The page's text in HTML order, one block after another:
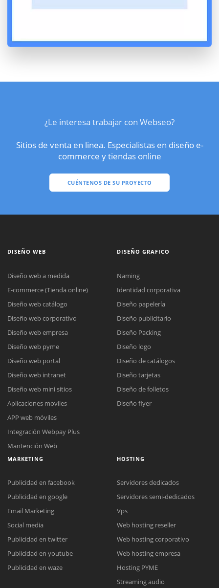
¿Le interesa trabajar con Webseo?
Sitios de venta en linea. Especialistas en diseño e-
commerce y tiendas online
CUÉNTENOS DE SU PROYECTO
Reunión online
Meet para la reunión online.
Cotización
Chat Online
Todos nuestros ejecutivos están fuera de línea. Complete el formulario
DISEÑO WEB
Diseño web a medida
E-commerce (Tienda online)
Diseño web catálogo
Diseño web corporativo
Diseño web empresa
Diseño web pyme
Diseño web portal
Diseño web intranet
Diseño web mini sitios
Aplicaciones moviles
APP web móviles
Integración Webpay Plus
Mantención Web
DISEÑO GRAFICO
Naming
Identidad corporativa
Diseño papelería
Diseño publicitario
Diseño Packing
Diseño logo
Diseño de catálogos
Diseño tarjetas
Diseño de folletos
Diseño flyer
MARKETING
Publicidad en facebook
Publicidad en google
Email Marketing
Social media
Publicidad en twitter
Publicidad en youtube
Publicidad en waze
HOSTING
Servidores dedicados
Servidores semi-dedicados
Vps
Web hosting reseller
Web hosting corporativo
Web hosting empresa
Hosting PYME
Streaming audio